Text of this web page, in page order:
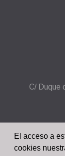
C/ Duque
El acceso a
cookies